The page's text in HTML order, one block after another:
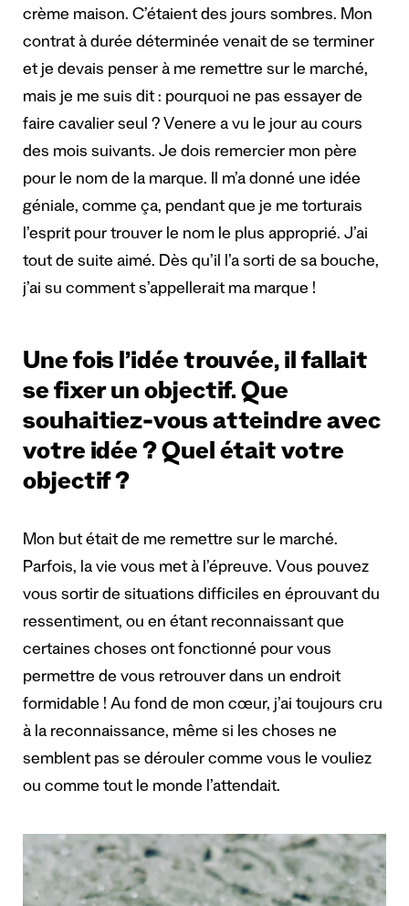
crème maison. C’étaient des jours sombres. Mon
contrat à durée déterminée venait de se terminer
et je devais penser à me remettre sur le marché,
mais je me suis dit : pourquoi ne pas essayer de
faire cavalier seul ? Venere a vu le jour au cours
des mois suivants. Je dois remercier mon père
pour le nom de la marque. Il m’a donné une idée
géniale, comme ça, pendant que je me torturais
l’esprit pour trouver le nom le plus approprié. J’ai
tout de suite aimé. Dès qu’il l’a sorti de sa bouche,
j’ai su comment s’appellerait ma marque !
Une fois l’idée trouvée, il fallait
se fixer un objectif. Que
souhaitiez-vous atteindre avec
votre idée ? Quel était votre
objectif ?
Mon but était de me remettre sur le marché.
Parfois, la vie vous met à l’épreuve. Vous pouvez
vous sortir de situations difficiles en éprouvant du
ressentiment, ou en étant reconnaissant que
certaines choses ont fonctionné pour vous
permettre de vous retrouver dans un endroit
formidable ! Au fond de mon cœur, j’ai toujours cru
à la reconnaissance, même si les choses ne
semblent pas se dérouler comme vous le vouliez
ou comme tout le monde l’attendait.